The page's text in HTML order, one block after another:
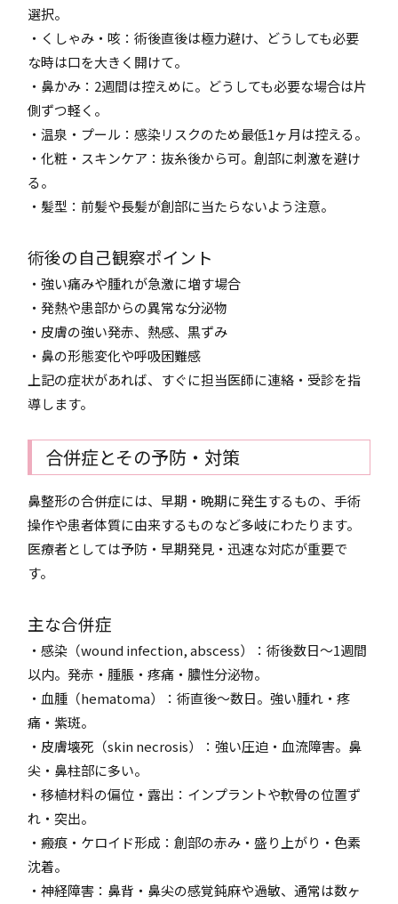
選択。
・くしゃみ・咳：術後直後は極力避け、どうしても必要
な時は口を大きく開けて。
・鼻かみ：2週間は控えめに。どうしても必要な場合は片
側ずつ軽く。
・温泉・プール：感染リスクのため最低1ヶ月は控える。
・化粧・スキンケア：抜糸後から可。創部に刺激を避け
る。
・髪型：前髪や長髪が創部に当たらないよう注意。
術後の自己観察ポイント
・強い痛みや腫れが急激に増す場合
・発熱や患部からの異常な分泌物
・皮膚の強い発赤、熱感、黒ずみ
・鼻の形態変化や呼吸困難感
上記の症状があれば、すぐに担当医師に連絡・受診を指
導します。
合併症とその予防・対策
鼻整形の合併症には、早期・晩期に発生するもの、手術
操作や患者体質に由来するものなど多岐にわたります。
医療者としては予防・早期発見・迅速な対応が重要で
す。
主な合併症
・感染（wound infection, abscess）：術後数日〜1週間
以内。発赤・腫脹・疼痛・膿性分泌物。
・血腫（hematoma）：術直後〜数日。強い腫れ・疼
痛・紫斑。
・皮膚壊死（skin necrosis）：強い圧迫・血流障害。鼻
尖・鼻柱部に多い。
・移植材料の偏位・露出：インプラントや軟骨の位置ず
れ・突出。
・瘢痕・ケロイド形成：創部の赤み・盛り上がり・色素
沈着。
・神経障害：鼻背・鼻尖の感覚鈍麻や過敏、通常は数ヶ